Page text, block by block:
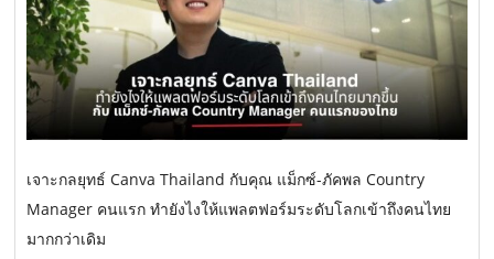
เจาะกลยุทธ์ Canva Thailand กับคุณ แม็กซ์-ภัคพล Country
Manager คนแรก ทำยังไงให้แพลตฟอร์มระดับโลกเข้าถึงคนไทย
มากกว่าเดิม